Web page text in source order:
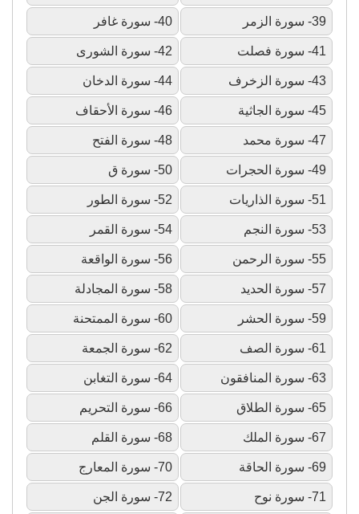
39- سورة الزمر 40- سورة غافر
41- سورة فصلت 42- سورة الشورى
43- سورة الزخرف 44- سورة الدخان
45- سورة الجاثية 46- سورة الأحقاف
47- سورة محمد 48- سورة الفتح
49- سورة الحجرات 50- سورة ق
51- سورة الذاريات 52- سورة الطور
53- سورة النجم 54- سورة القمر
55- سورة الرحمن 56- سورة الواقعة
57- سورة الحديد 58- سورة المجادلة
59- سورة الحشر 60- سورة الممتحنة
61- سورة الصف 62- سورة الجمعة
63- سورة المنافقون 64- سورة التغابن
65- سورة الطلاق 66- سورة التحريم
67- سورة الملك 68- سورة القلم
69- سورة الحاقة 70- سورة المعارج
71- سورة نوح 72- سورة الجن